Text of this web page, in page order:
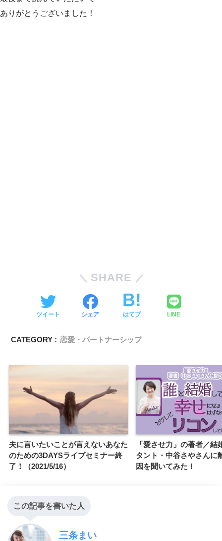
ありがとうございました！
SHARE
ツイート シェア はてブ LINE
CATEGORY : 恋愛・パートナーシップ
夫に言いたいことが言えないあなた
のための3DAYSライブセミナー終
了！（2021/5/16）
「愛させ力」の著者／結
タント・中谷さやさんに
因を聞いてみた！
この記事を書いた人
三条まい